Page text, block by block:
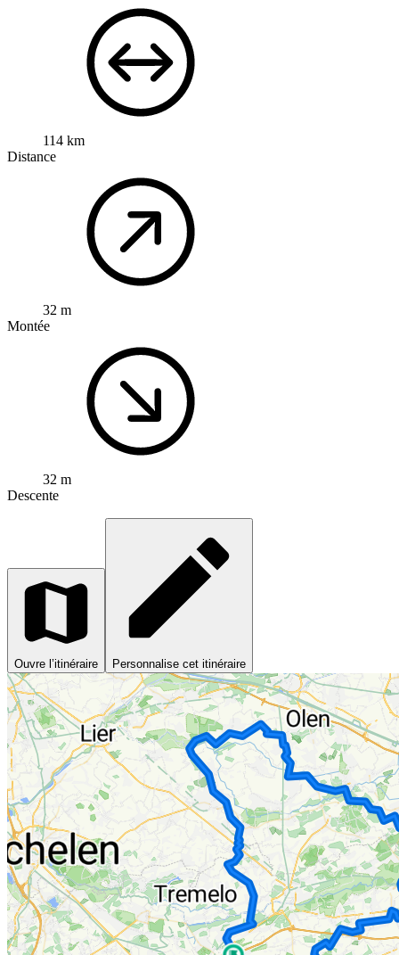
114 km
Distance
32 m
Montée
32 m
Descente
Ouvre l’itinéraire Personnalise cet itinéraire